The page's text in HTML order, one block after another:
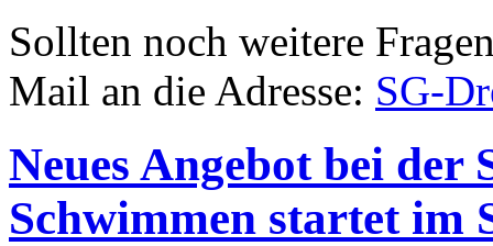
Sollten noch weitere
Mail an die Adresse: SG-
Neues Angebot bei der
Schwimmen startet im